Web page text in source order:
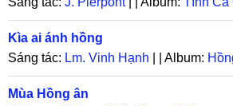
Kìa ai ánh hồng
Sáng tác: Lm. Vinh Hạnh | | Album:
Mùa Hồng ân